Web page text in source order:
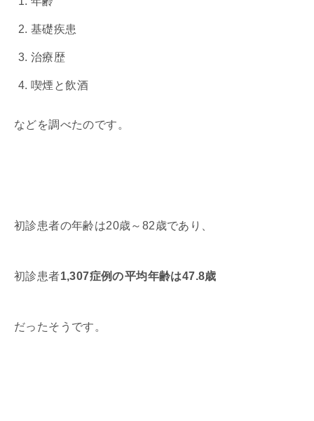
基礎疾患
治療歴
喫煙と飲酒
などを調べたのです。
初診患者の年齢は20歳～82歳であり、
初診患者1,307症例の平均年齢は47.8歳
だったそうです。